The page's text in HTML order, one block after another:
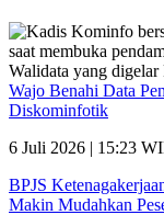
Wajo Benahi Data
Diskominfotik
6 Juli 2026 | 15:23
BPJS
Makin Mudahkan